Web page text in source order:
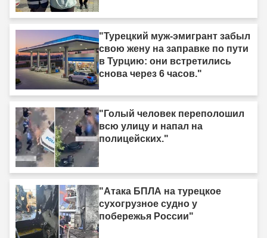
"Турецкий муж-эмигрант забыл
свою жену на заправке по пути
в Турцию: они встретились
снова через 6 часов."
"Голый человек переполошил
всю улицу и напал на
полицейских."
"Атака БПЛА на турецкое
сухогрузное судно у
побережья России"